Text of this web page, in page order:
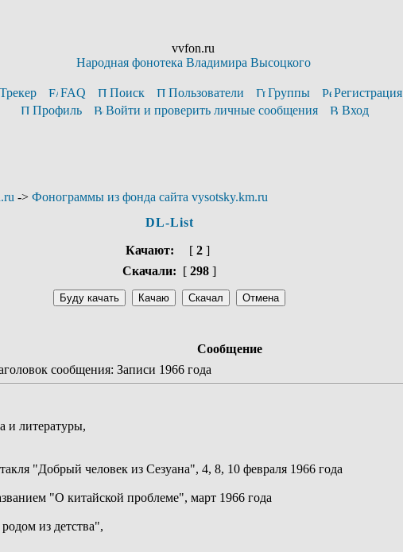
vvfon.ru
Народная фонотека Владимира Высоцкого
Трекер FAQ Поиск Пользователи Группы
Регистрация
Профиль
Войти и проверить личные сообщения Вход
-> Фонограммы из фонда сайта vysotsky.km.ru
DL-List
Качают: [ 2 ]
Скачали: [ 298 ]
Сообщение
сообщения: Записи 1966 года
и литературы,
"Добрый человек из Сезуана", 4, 8, 10 февраля 1966 года
"О китайской проблеме", март 1966 года
из детства",